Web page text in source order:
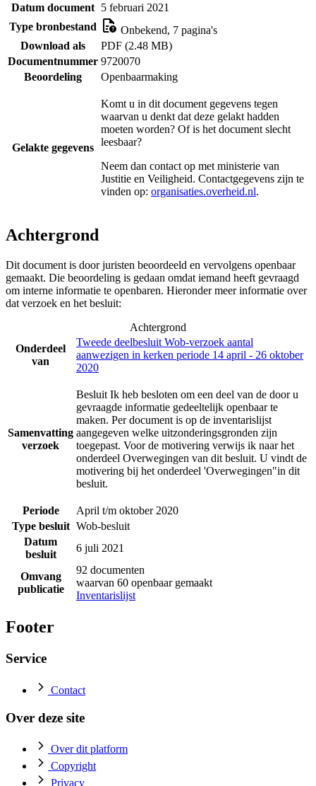
Datum document 5 februari 2021
Type bronbestand
Onbekend, 7 pagina's
Download als
PDF (2.48 MB)
Documentnummer 9720070
Beoordeling
Openbaarmaking
Gelakte gegevens
Komt u in dit document gegevens tegen
waarvan u denkt dat deze gelakt hadden
moeten worden? Of is het document slecht
leesbaar?
Neem dan contact op met ministerie van
Justitie en Veiligheid. Contactgegevens zijn te
vinden op: organisaties.overheid.nl.
Achtergrond
Dit document is door juristen beoordeeld en vervolgens openbaar
gemaakt. Die beoordeling is gedaan omdat iemand heeft gevraagd
om interne informatie te openbaren. Hieronder meer informatie over
dat verzoek en het besluit:
Achtergrond
Onderdeel
van
Tweede deelbesluit Wob-verzoek aantal
aanwezigen in kerken periode 14 april - 26 oktober
2020
Samenvatting
verzoek
Besluit Ik heb besloten om een deel van de door u
gevraagde informatie gedeeltelijk openbaar te
maken. Per document is op de inventarislijst
aangegeven welke uitzonderingsgronden zijn
toegepast. Voor de motivering verwijs ik naar het
onderdeel Overwegingen van dit besluit. U vindt de
motivering bij het onderdeel 'Overwegingen"in dit
besluit.
Periode
April t/m oktober 2020
Type besluit Wob-besluit
Datum
besluit
6 juli 2021
Omvang
publicatie
92 documenten
waarvan 60 openbaar gemaakt
Inventarislijst
Footer
Service
Contact
Over deze site
Over dit platform
Copyright
Privacy